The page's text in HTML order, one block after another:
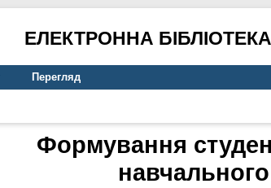
ЕЛЕКТРОННА
Перегляд
Формування